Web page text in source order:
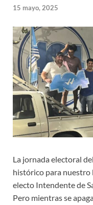
15 mayo, 2025
La jornada electoral
histórico para
electo Intendente de
Pero mientras se